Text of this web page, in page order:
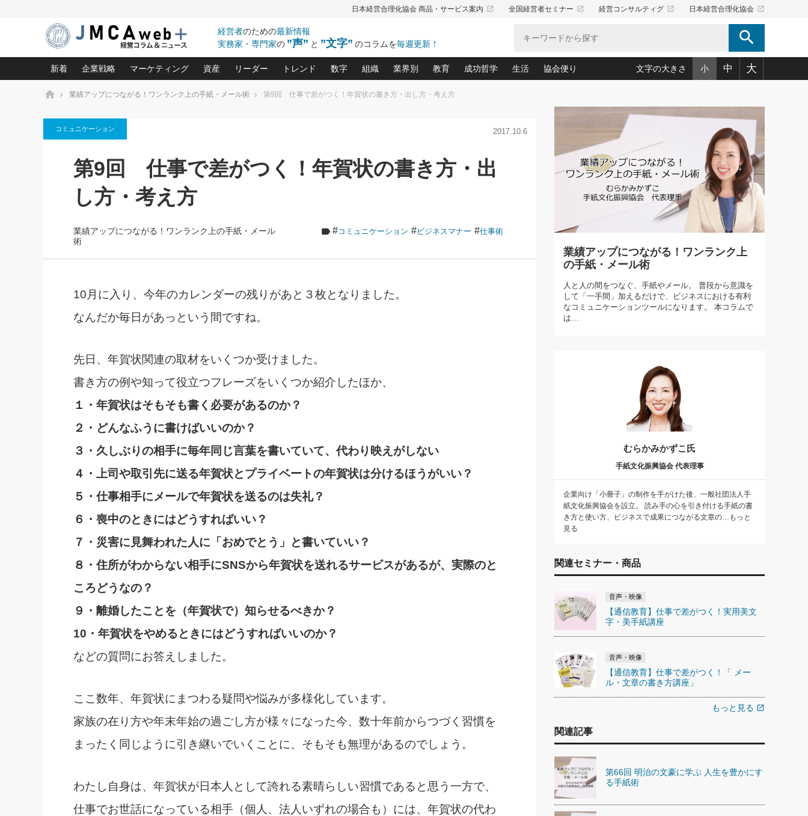
日本経営合理化協会 商品・サービス案内 launch 全国経営者セミナー launch 経営コンサルティグ launch 日本経営合理化協会 launch
経営者のための最新情報
実務家・専門家の ”声” と ”文字” のコラムを毎週更新！ search
新着
相談15：銀行がやたらと固定金
利を勧めてきます！やはり固定
がよいのでしょうか！
2026.08.7
第153回「内需企業があっとい
う間にグローバル成長企業に」
FOOD & LIFE COMPANIES
朝礼・会議での「社長の３分間
2026.08.5 2026.08.5
第86回 「言葉狩り」
もっとみる
企業戦略
中小企業の「１位づくり」戦略(96)
利益を最大化する「業務改善」横田尚哉氏(5)
強い会社を築く ビジネス・クリニック(240)
日本レーザー「人を大切にしながら利益を上げる経営」の極意
(3)
武器としてのM&A入門(3)
社長のための“儲かる通販”戦略視点(151)
マーケティング
ロングセラーの玉手箱(9)
大復活＆快進撃！ユニバーサルスタジオジャパンの成功要因と
は(5)
酒井光雄 成功事例に学ぶ繁栄企業のブランド戦略(39)
資産
中国経済の最新動向(204)
事業承継の前に、決めておきたい、知っておきたい、やってお
深読み企業分析(153)
リーダー
ピョートル・F・グジバチの『経営戦略の新常識』(12)
楠木建の「経営知になる考え方」(57)
社長の右腕をつくる 人と組織を動かす(200)
トレンド
北村森の「今月のヒット商品」(109)
数字
会社を守り抜くための緊急対策(100)
強い決算書の会社はココが違う！(36)
決算書の“見える化”術(12)
賢い社長の「経理財務の見どころ・勘どころ・ツッコミどこ
組織
職場の生産性を下げるハラスメントの予防策(10)
賃金決定の定石(68)
顧客・社員・社会から支持される「ウェルビーイング経営入
業界別
大久保一彦の“流行る”お店の仕組みづくり(210)
柿内幸夫─社長のための現場改善(174)
教育
あなただからお願いしたいと思われる 気配りの達人(127)
クレーム対応 実践マニュアル(92)
クレーム対応の新知識と新常識(57)
デキル社員に育てる！ 社員教育の決め手(203)
業績アップにつながる！ワンランク上の手紙・メール術(100)
欧米資産家に学ぶ二世教育(100)
成功哲学
中国哲学に学ぶ 不況は会社守成の好機(38)
令和時代の「社長の人間力の磨き方」(86)
先人の名句名言の教え 東洋思想に学ぶ経営学(132)
渡部昇一の「日本の指導者たち」(32)
生活
おのころ心平の ──社長のための「か・ら・だマネジメント」
(50)
デジタルＡＶを味方に！新・仕事術(180)
リーダー脳の鍛え方(32)
ワインを楽しむ基礎レッスン(12)
眼と耳で楽しむ読書術(162)
社長の「氣」(30)
米国スポーツ・ビジネスに学ぶ心理学(98)
高橋一喜の『これぞ！"本物の温泉"』(157)
協会便り
「愛読者通信」著者インタビュー(44)
ビジネス見聞録 経営ニュース(100)
作間信司の経営無形庵(けいえいむぎょうあん)(166)
経営セミナー情報局(1)
繁栄への着眼点 牟田太陽(76)
講話を聞いて学ぼう 実学・耳学・磨く「ミミガク」のすすめ
文字の大きさ 小 中 大
ホーム 業績アップにつながる！ワンランク上の手紙・メール術 第9回 仕事で差がつく！年賀状の書き方・出し方・考え方
コミュニケーション 2017.10.6
第9回 仕事で差がつく！年賀状の書き方・出
し方・考え方
業績アップにつながる！ワンランク上の手紙・メール
術
#コミュニケーション #ビジネスマナー #仕事術
10月に入り、今年のカレンダーの残りがあと３枚となりました。
なんだか毎日があっという間ですね。
先日、年賀状関連の取材をいくつか受けました。
書き方の例や知って役立つフレーズをいくつか紹介したほか、
１・年賀状はそもそも書く必要があるのか？
２・どんなふうに書けばいいのか？
３・久しぶりの相手に毎年同じ言葉を書いていて、代わり映えがしない
４・上司や取引先に送る年賀状とプライベートの年賀状は分けるほうがいい？
５・仕事相手にメールで年賀状を送るのは失礼？
６・喪中のときにはどうすればいい？
７・災害に見舞われた人に「おめでとう」と書いていい？
８・住所がわからない相手にSNSから年賀状を送れるサービスがあるが、実際のと
ころどうなの？
９・離婚したことを（年賀状で）知らせるべきか？
10・年賀状をやめるときにはどうすればいいのか？
などの質問にお答えしました。
ここ数年、年賀状にまつわる疑問や悩みが多様化しています。
家族の在り方や年末年始の過ごし方が様々になった今、数十年前からつづく習慣を
まったく同じように引き継いでいくことに、そもそも無理があるのでしょう。
わたし自身は、年賀状が日本人として誇れる素晴らしい習慣であると思う一方で、
仕事でお世話になっている相手（個人、法人いずれの場合も）には、年賀状の代わ
業績アップにつながる！ワンランク上
の手紙・メール術
人と人の間をつなぐ、手紙やメール。 普段から意識を
して「一手間」加えるだけで、ビジネスにおける有利
なコミュニケーションツールになります。 本コラムで
は…
むらかみかずこ氏
手紙文化振興協会 代表理事
企業向け「小冊子」の制作を手がけた後、一般社団法人手
紙文化振興協会を設立。 読み手の心を引き付ける手紙の書
き方と使い方、ビジネスで成果につながる文章の…もっと
見る
関連セミナー・商品
音声・映像
【通信教育】仕事で差がつく！実用美文
字・美手紙講座
音声・映像
【通信教育】仕事で差がつく！「 メー
ル・文章の書き方講座」
もっと見る open_in_new
関連記事
第66回 明治の文豪に学ぶ 人生を豊かにす
る手紙術